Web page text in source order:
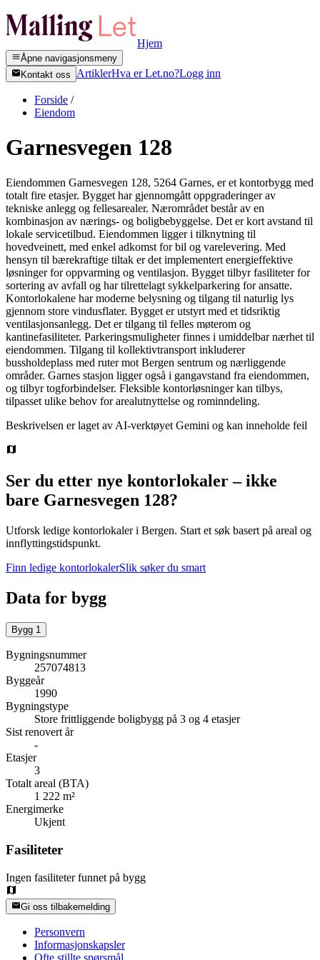
Hjem
Åpne navigasjonsmeny
Kontakt oss
ArtiklerHva er Let.no?Logg inn
Forside /
Eiendom
Garnesvegen 128
Eiendommen Garnesvegen 128, 5264 Garnes, er et kontorbygg med
totalt fire etasjer. Bygget har gjennomgått oppgraderinger av
tekniske anlegg og fellesarealer. Nærområdet består av en
kombinasjon av nærings- og boligbebyggelse. Det er kort avstand til
lokale servicetilbud. Eiendommen ligger i tilknytning til
hovedveinett, med enkel adkomst for bil og varelevering. Med
hensyn til bærekraftige tiltak er det implementert energieffektive
løsninger for oppvarming og ventilasjon. Bygget tilbyr fasiliteter for
sortering av avfall og har tilrettelagt sykkelparkering for ansatte.
Kontorlokalene har moderne belysning og tilgang til naturlig lys
gjennom store vindusflater. Bygget er utstyrt med et tidsriktig
ventilasjonsanlegg. Det er tilgang til felles møterom og
kantinefasiliteter. Parkeringsmuligheter finnes i umiddelbar nærhet til
eiendommen. Tilgang til kollektivtransport inkluderer
bussholdeplass med ruter mot Bergen sentrum og nærliggende
områder. Garnes stasjon ligger også i gangavstand fra eiendommen,
og tilbyr togforbindelser. Fleksible kontorløsninger kan tilbys,
tilpasset ulike behov for arealutnyttelse og rominndeling.
Beskrivelsen er laget av AI-verktøyet Gemini og kan inneholde feil
Ser du etter nye kontorlokaler – ikke
bare Garnesvegen 128?
Utforsk ledige kontorlokaler i Bergen. Start et søk basert på areal og
innflyttingstidspunkt.
Finn ledige kontorlokalerSlik søker du smart
Data for bygg
Bygg 1
Bygningsnummer
257074813
Byggeår
1990
Bygningstype
Store frittliggende boligbygg på 3 og 4 etasjer
Sist renovert år
-
Etasjer
3
Totalt areal (BTA)
1 222 m²
Energimerke
Ukjent
Fasiliteter
Ingen fasiliteter funnet på bygg
Gi oss tilbakemelding
Personvern
Informasjonskapsler
Ofte stillte spørsmål